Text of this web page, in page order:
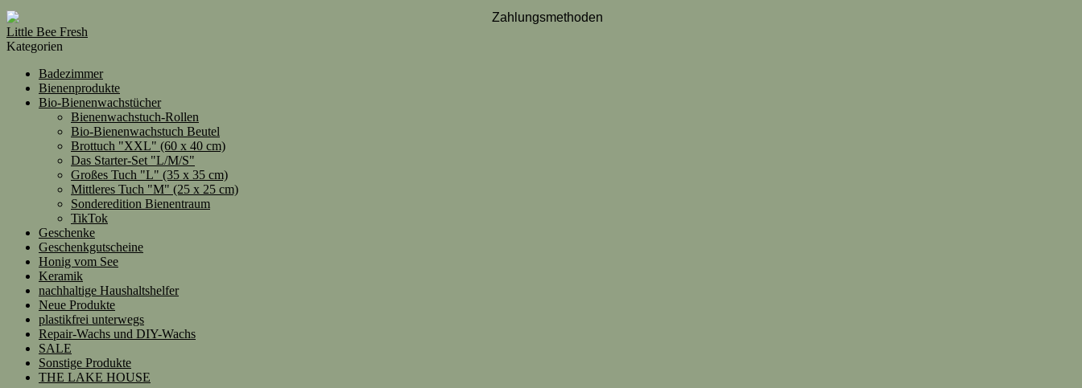
Little Bee Fresh
Kategorien
Badezimmer
Bienenprodukte
Bio-Bienenwachstücher
Bienenwachstuch-Rollen
Bio-Bienenwachstuch Beutel
Brottuch "XXL" (60 x 40 cm)
Das Starter-Set "L/M/S"
Großes Tuch "L" (35 x 35 cm)
Mittleres Tuch "M" (25 x 25 cm)
Sonderedition Bienentraum
TikTok
Geschenke
Geschenkgutscheine
Honig vom See
Keramik
nachhaltige Haushaltshelfer
Neue Produkte
plastikfrei unterwegs
Repair-Wachs und DIY-Wachs
SALE
Sonstige Produkte
THE LAKE HOUSE